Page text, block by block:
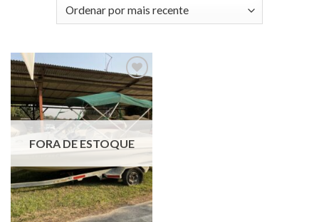
Adicionar
aos meus
favoritos
FORA DE ESTOQUE